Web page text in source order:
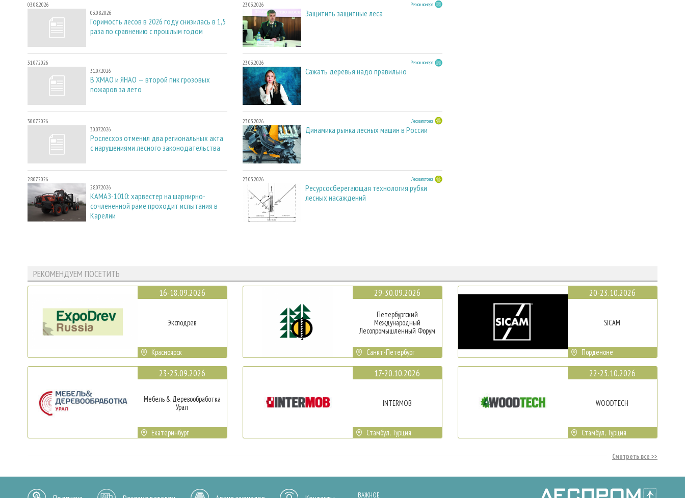
03.08.2026
03.08.2026
Горимость лесов в 2026 году снизилась в 1,5
раза по сравнению с прошлым годом
31.07.2026
31.07.2026
В ХМАО и ЯНАО — второй пик грозовых
пожаров за лето
30.07.2026
30.07.2026
Рослесхоз отменил два региональных акта
с нарушениями лесного законодательства
28.07.2026
28.07.2026
КАМАЗ-1010: харвестер на шарнирно-
сочлененной раме проходит испытания в
Карелии
23.03.2026 Регион номера
Защитить защитные леса
23.03.2026 Регион номера
Сажать деревья надо правильно
23.03.2026 Лесозаготовка
Динамика рынка лесных машин в России
23.03.2026 Лесозаготовка
Ресурсосберегающая технология рубки
лесных насаждений
РЕКОМЕНДУЕМ ПОСЕТИТЬ
16-18.09.2026
Эксподрев
Красноярск
23-25.09.2026
Мебель & Деревообработка
Урал
Екатеринбург
29-30.09.2026
Петербургский
Международный
Лесопромышленный Форум
Санкт-Петербург
17-20.10.2026
INTERMOB
Стамбул, Турция
20-23.10.2026
SICAM
Порденоне
22-25.10.2026
WOODTECH
Стамбул, Турция
Смотреть все
ВАЖНОЕ